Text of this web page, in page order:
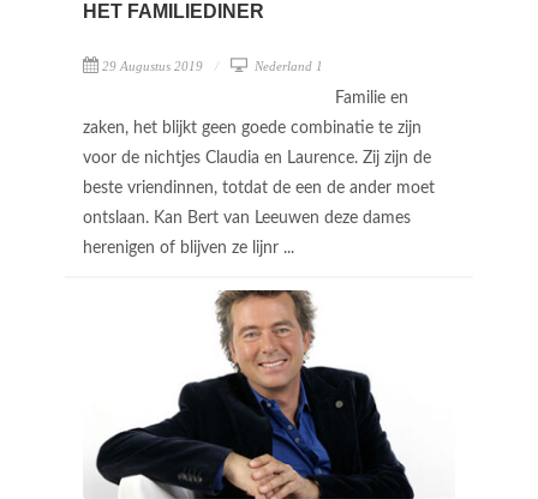
HET FAMILIEDINER
29 Augustus 2019 Nederland 1
Familie en
zaken, het blijkt geen goede combinatie te zijn
voor de nichtjes Claudia en Laurence. Zij zijn de
beste vriendinnen, totdat de een de ander moet
ontslaan. Kan Bert van Leeuwen deze dames
herenigen of blijven ze lijnr ...